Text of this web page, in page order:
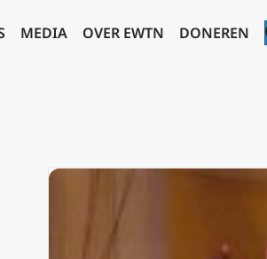
MEDIA OVER EWTN DONEREN